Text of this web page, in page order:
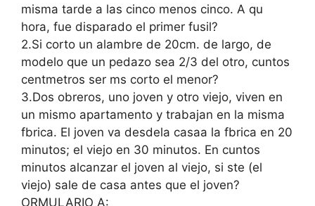
misma tarde a las cinco menos cinco. A qu
hora, fue disparado el primer fusil?
2.Si corto un alambre de 20cm. de largo, de
modelo que un pedazo sea 2/3 del otro, cuntos
centmetros ser ms corto el menor?
3.Dos obreros, uno joven y otro viejo, viven en
un mismo apartamento y trabajan en la misma
fbrica. El joven va desdela casaa la fbrica en 20
minutos; el viejo en 30 minutos. En cuntos
minutos alcanzar el joven al viejo, si ste (el
viejo) sale de casa antes que el joven?
ORMULARIO A: